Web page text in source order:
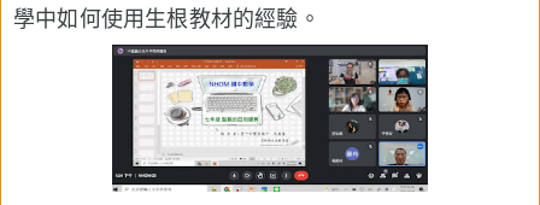
學中如何使用生根教材的經驗。